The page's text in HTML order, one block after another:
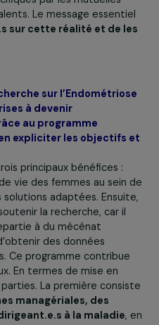
porte cette tribune
ne s’expriment pas à
de la santé de la femme
Le rapport de la
du Sénat contient
différencier n’est pas
menstruelle, présente
des femmes, peut
les études. Donc le
qu’il faut sensibiliser les
sujet de la santé
La deuxième chose
programme ENDOpro
de comprendre
une enquête qui reflète
salariées. Leur montrer
la qualité de vie des